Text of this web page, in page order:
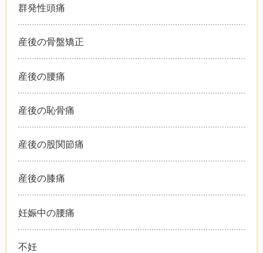
群発性頭痛
産後の骨盤矯正
産後の腰痛
産後の恥骨痛
産後の股関節痛
産後の膝痛
妊娠中の腰痛
不妊